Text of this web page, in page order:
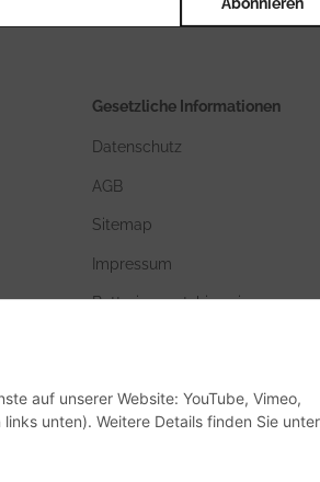
Gesetzliche Informationen
Datenschutz
AGB
Sitemap
Impressum
Batteriegesetzhinweise
auf unserer Website: YouTube, Vimeo,
unten). Weitere Details finden Sie unter